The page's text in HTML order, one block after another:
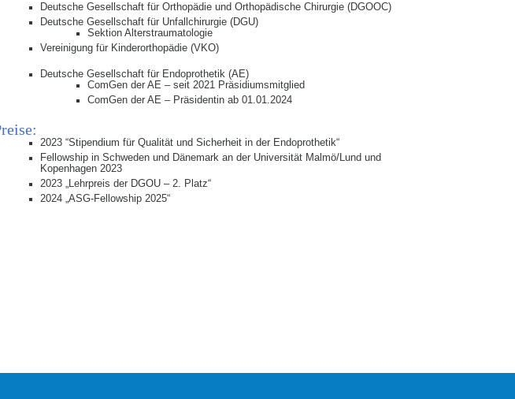
Deutsche Gesellschaft für Orthopädie und Orthopädische Chirurgie (DGOOC)
Deutsche Gesellschaft für Unfallchirurgie (DGU)
Sektion Alterstraumatologie
Vereinigung für Kinderorthopädie (VKO)
Deutsche Gesellschaft für Endoprothetik (AE)
ComGen der AE – seit 2021 Präsidiumsmitglied
ComGen der AE – Präsidentin ab 01.01.2024
2023 “Stipendium für Qualität und Sicherheit in der Endoprothetik“
Fellowship in Schweden und Dänemark an der Universität Malmö/Lund und
Kopenhagen 2023
2023 „Lehrpreis der DGOU – 2. Platz“
2024 „ASG-Fellowship 2025“